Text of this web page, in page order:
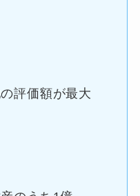
評価額が最大